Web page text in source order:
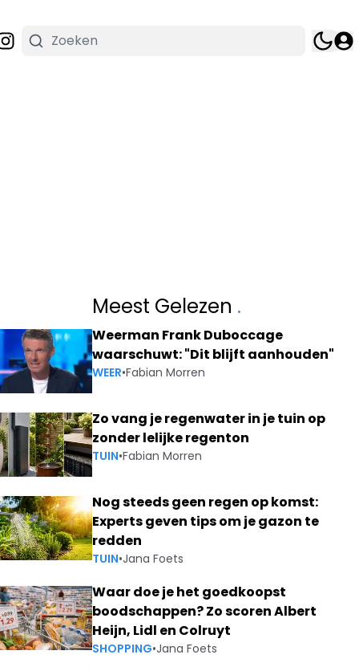
Meest Gelezen .
Weerman Frank Duboccage
waarschuwt: "Dit blijft aanhouden"
WEER•Fabian Morren
Zo vang je regenwater in je tuin op
zonder lelijke regenton
TUIN•Fabian Morren
Nog steeds geen regen op komst:
Experts geven tips om je gazon te
redden
TUIN•Jana Foets
Waar doe je het goedkoopst
boodschappen? Zo scoren Albert
Heijn, Lidl en Colruyt
SHOPPING•Jana Foets